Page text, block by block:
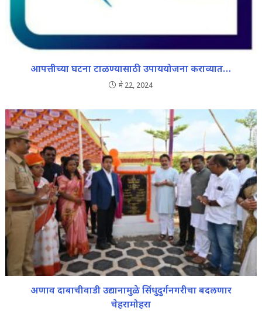
आपत्तीच्या घटना टाळण्यासाठी उपाययोजना कराव्यात…
मे 22, 2024
अणाव दाबाचीवाडी उद्यानामुळे सिंधुदुर्गनगरीचा बदलणार
चेहरामोहरा